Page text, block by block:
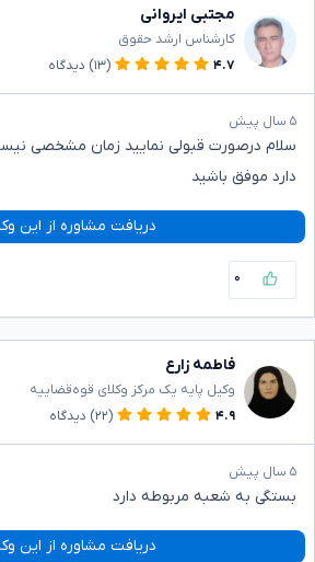
مجتبی ایروانی
کارشناس ارشد حقوق
۴.۷
(۱۳) دیدگاه
۵ سال پیش
سلام درصورت قبولی نمایید زمان مشخصی
دارد موفق باشید
دریافت مشاوره از این
۰
فاطمه زارع
وکیل پایه یک مرکز وکلای قوه‌قضاییه
۴.۹
(۲۲) دیدگاه
۵ سال پیش
بستگی به شعبه مربوطه دارد
دریافت مشاوره از این